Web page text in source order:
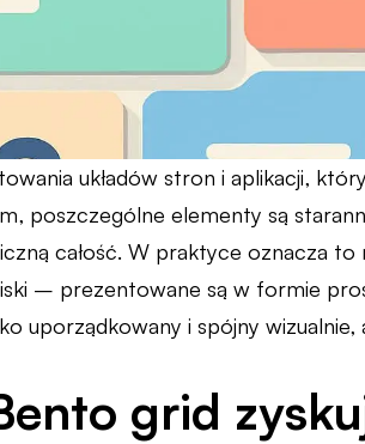
układów stron i aplikacji,
poszczególne elementy są
całość. W praktyce oznacza
– prezentowane są w formie
uporządkowany i spójny
grid